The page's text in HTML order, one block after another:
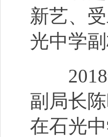
新艺、
光中学
2018
副局长
在石光